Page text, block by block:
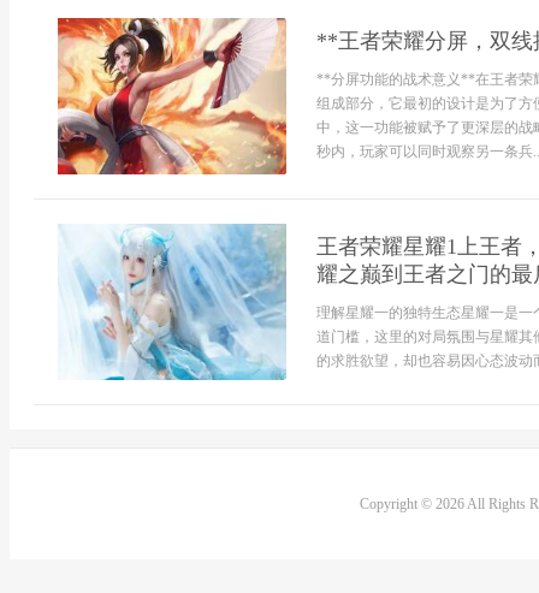
**王者荣耀分屏，双
**分屏功能的战术意义**在王者荣
组成部分，它最初的设计是为了
中，这一功能被赋予了更深层的
秒内，玩家可以同时观察另一条兵
王者荣耀星耀1上王者
耀之巅到王者之门的最
理解星耀一的独特生态星耀一是
道门槛，这里的对局氛围与星耀
的求胜欲望，却也容易因心态波
Copyright © 2026 All Rights